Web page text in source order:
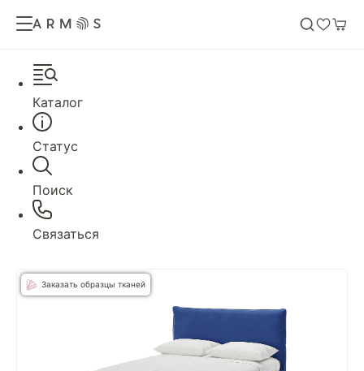
Каталог
Статус
Поиск
Связаться
Заказать образцы тканей